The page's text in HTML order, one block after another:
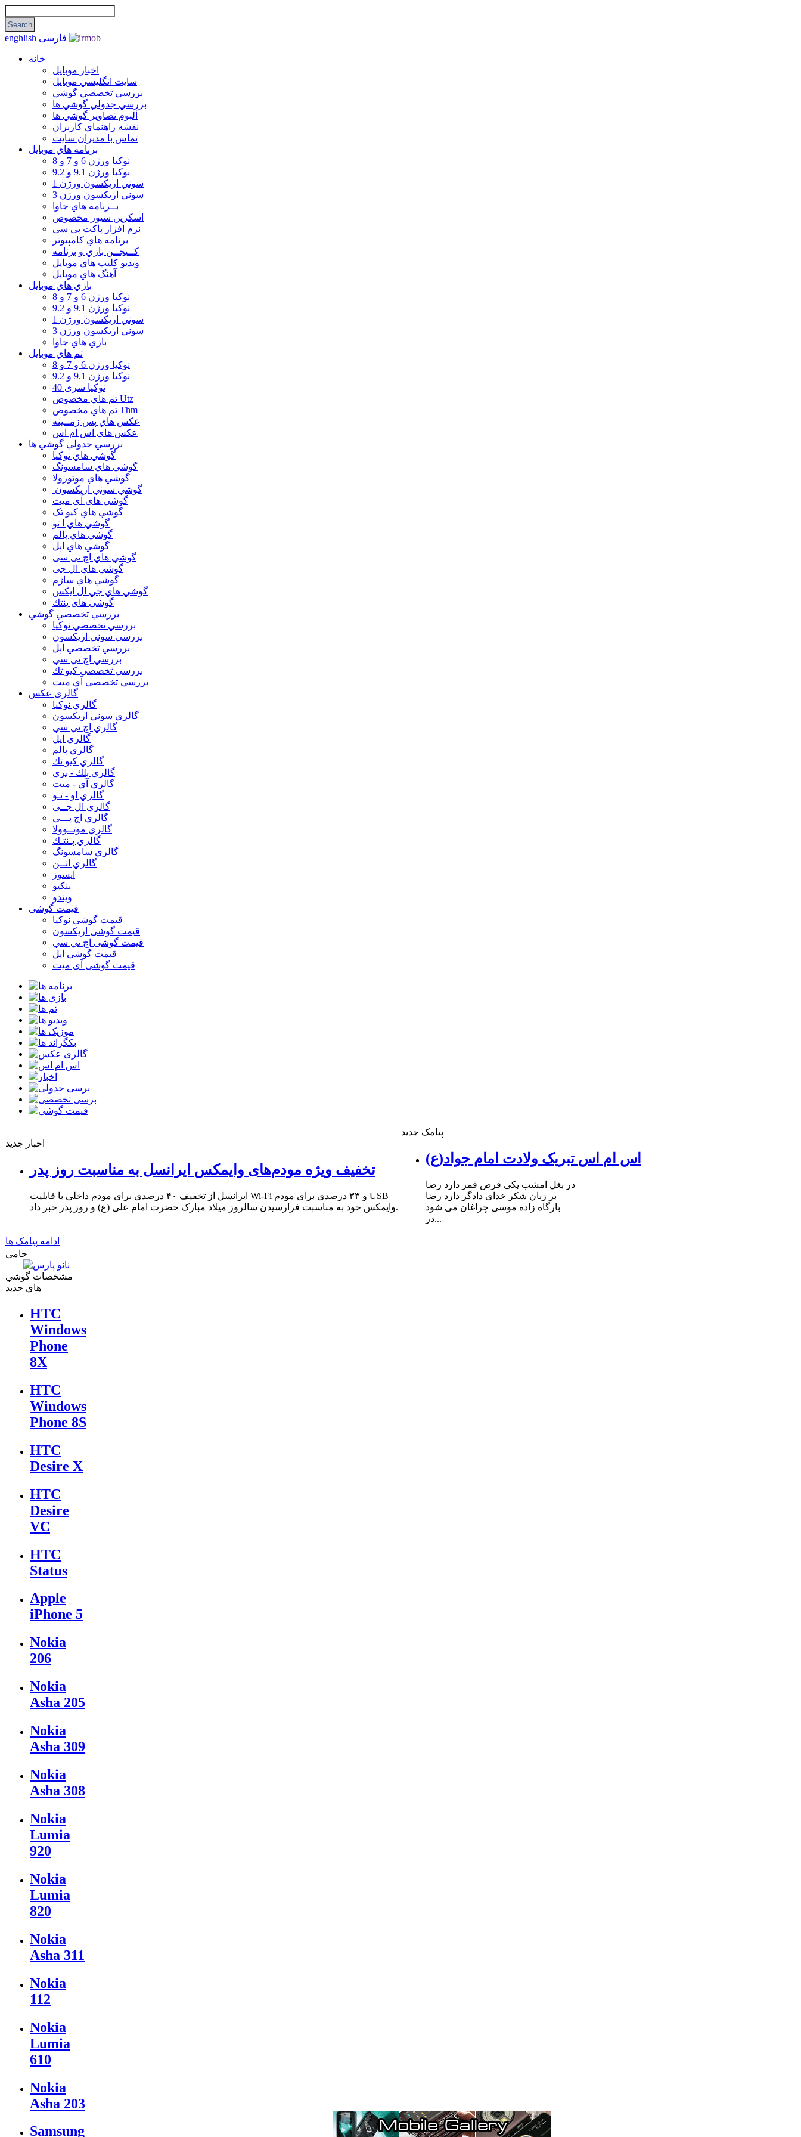
enghlish فارسی
خانه
اخبار موبایل
سايت انگليسي موبايل
بررسي تخصصي گوشي
بررسي جدولي گوشي ها
آلبوم تصاوير گوشي ها
نقشه راهنماي كاربران
تماس با مديران سايت
برنامه هاي موبايل
نوکیا ورژن 6 و 7 و 8
نوکیا ورژن 9.1 و 9.2
سوني اريكسون ورژن 1
سوني اريكسون ورژن 3
بــرنامه هاي جاوا
اسكرين سيور مخصوص
نرم افزار پاکت پی سی
برنامه هاي كامپيوتر
كــيجــن بازي و برنامه
ويديو كليپ هاي موبايل
آهنگ هاي موبايل
بازي هاي موبايل
نوكيا ورژن 6 و 7 و 8
نوكيا ورژن 9.1 و 9.2
سوني اريكسون ورژن 1
سوني اريكسون ورژن 3
بازي هاي جاوا
تم هاي موبايل
نوكيا ورژن 6 و 7 و 8
نوكيا ورژن 9.1 و 9.2
نوکیا سری 40
تم هاي مخصوص Utz
تم هاي مخصوص Thm
عكس هاي پس زمــينه
عكس های اس ام اس
بررسي جدولي گوشي ها
گوشي هاي نوكيا
گوشي هاي سامسونگ
گوشي هاي موتورولا
گوشي سوني اريكسون
گوشي هاي آی میت
گوشي هاي کیو تک
گوشي هاي ا تو
گوشي هاي پالم
گوشي هاي اپل
گوشي هاي اچ تی سی
گوشي هاي ال جی
گوشي هاي ساژم
گوشي هاي جي ال ايكس
گوشی های پنتك
بررسي تخصصي گوشي
بررسي تخصصي نوكيا
بررسي سوني اريكسون
بررسي تخصصي اپل
بررسي اچ تي سي
بررسي تخصصي كيو تك
بررسي تخصصي آي ميت
گالری عکس
گالري نوكيا
گالري سوني اريكسون
گالري اچ تي سي
گالري اپل
گالري پالم
گالري كيو تك
گالري بلك - بري
گالري آي - ميت
گالري او - تـو
گالري ال جــی
گالري اچ پـــی
گالري موتــوولا
گالري پـنتـك
گالري سامسونگ
گالري اتــن
ایسوز
بنکیو
ویندو
قیمت گوشی
قیمت گوشی نوكيا
قیمت گوشی اريكسون
قیمت گوشی اچ تي سي
قیمت گوشی اپل
قیمت گوشی آی میت
اخبار جدید
تخفیف ویژه مودم‌های وایمکس ایرانسل به مناسبت روز پدر
ایرانسل از تخفیف ۴۰ درصدی برای مودم داخلی با قابلیت Wi-Fi و ۳۳ درصدی برای مودم USB
وایمکس خود به مناسبت فرارسیدن سالروز میلاد مبارک حضرت امام علی (ع) و روز پدر خبر داد.
پیامک جدید
اس ام اس تبریک ولادت امام جواد(ع)
در بغل امشب یکى قرص قمر دارد رضا
بر زبان شکر خداى دادگر دارد رضا
بارگاه زاده موسى چراغان مى شود
در...
ادامه پیامک ها
حامی
مشخصات گوشي
هاي جديد
HTC
Windows
Phone
8X
HTC
Windows
Phone 8S
HTC
Desire X
HTC
Desire
VC
HTC
Status
Apple
iPhone 5
Nokia
206
Nokia
Asha 205
Nokia
Asha 309
Nokia
Asha 308
Nokia
Lumia
920
Nokia
Lumia
820
Nokia
Asha 311
Nokia
112
Nokia
Lumia
610
Nokia
Asha 203
Samsung